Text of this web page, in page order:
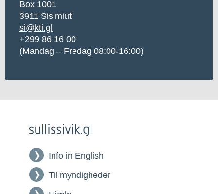
Box 1001
3911 Sisimiut
si@kti.gl
+299 86 16 00
(Mandag – Fredag 08:00-16:00)
Info in English
Til myndigheder